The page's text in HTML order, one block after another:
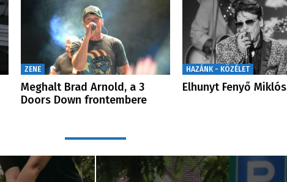
ZENE
Meghalt Brad Arnold, a 3
Doors Down frontembere
HAZÁNK - KÖZÉLET
Elhunyt Fenyő Miklós